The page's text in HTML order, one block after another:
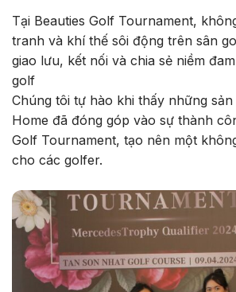
Tại Beauties Golf Tournament,
tranh và khí thế sôi động trên sân
giao lưu, kết nối và chia sẻ niềm
golf
Chúng tôi tự hào khi thấy những
Home đã đóng góp vào sự thành
Golf Tournament, tạo nên một
cho các golfer.